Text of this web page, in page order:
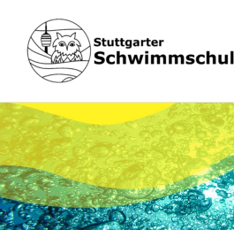
Inhalt
springen